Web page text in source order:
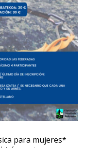
para mujeres*